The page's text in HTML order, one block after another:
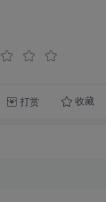
打赏 收藏